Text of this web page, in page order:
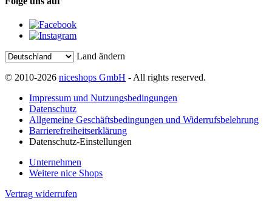
Land ändern
© 2010-2026 niceshops GmbH - All rights reserved.
Impressum und Nutzungsbedingungen
Datenschutz
Allgemeine Geschäftsbedingungen und Widerrufsbelehrung
Barrierefreiheitserklärung
Datenschutz-Einstellungen
Unternehmen
Weitere nice Shops
Vertrag widerrufen